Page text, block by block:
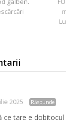
2025 Răspunde
ce tare e dobitocul